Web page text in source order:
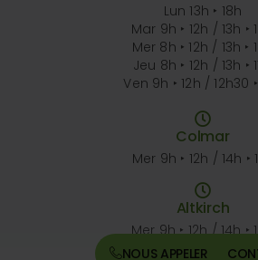
NOUS APPELER
Lun 13h ‣ 18h
Mar 9h ‣ 12h / 13h ‣
Mer 8h ‣ 12h / 13h ‣
Jeu 8h ‣ 12h / 13h ‣
Ven 9h ‣ 12h / 12h30
Colmar
Mer 9h ‣ 12h / 14h ‣
Altkirch
Mer 9h ‣ 12h / 14h ‣